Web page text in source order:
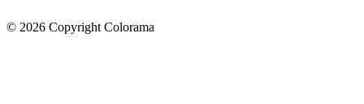
© 2026 Copyright Colorama